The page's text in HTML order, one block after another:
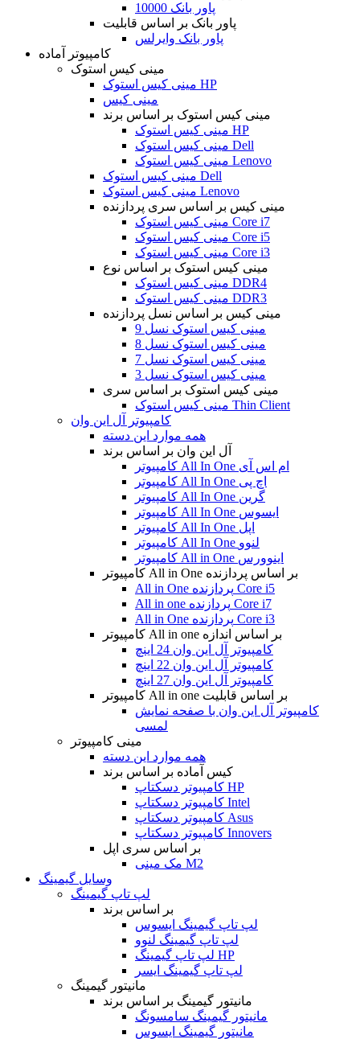
پاور بانک 10000
پاور بانک بر اساس قابلیت
پاور بانک وایرلس
کامپیوتر آماده
مینی کیس استوک
مینی کیس استوک HP
مینی کیس
مینی کیس استوک بر اساس برند
مینی کیس استوک HP
مینی کیس استوک Dell
مینی کیس استوک Lenovo
مینی کیس استوک Dell
مینی کیس استوک Lenovo
مینی کیس بر اساس سری پردازنده
مینی کیس استوک Core i7
مینی کیس استوک Core i5
مینی کیس استوک Core i3
مینی کیس استوک بر اساس نوع
مینی کیس استوک DDR4
مینی کیس استوک DDR3
مینی کیس بر اساس نسل پردازنده
مینی کیس استوک نسل 9
مینی کیس استوک نسل 8
مینی کیس استوک نسل 7
مینی کیس استوک نسل 3
مینی کیس استوک بر اساس سری
مینی کیس استوک Thin Client
کامپیوتر آل این وان
همه موارد این دسته
آل این وان بر اساس برند
کامپیوتر All In One ام اس آی
کامپیوتر All In One اچ پی
کامپیوتر All In One گرین
کامپیوتر All In One ایسوس
کامپیوتر All In One اپل
کامپیوتر All In One لنوو
کامپیوتر All in One اینوورس
کامپیوتر All in One بر اساس پردازنده
All in One پردازنده Core i5
All in one پردازنده Core i7
All in One پردازنده Core i3
کامپیوتر All in one بر اساس اندازه
کامپیوتر آل این وان 24 اینچ
کامپیوتر آل این وان 22 اینچ
کامپیوتر آل این وان 27 اینچ
کامپیوتر All in one بر اساس قابلیت
کامپیوتر آل این وان با صفحه نمایش
لمسی
مینی کامپیوتر
همه موارد این دسته
کیس آماده بر اساس برند
کامپیوتر دسکتاپ HP
کامپیوتر دسکتاپ Intel
کامپیوتر دسکتاپ Asus
کامپیوتر دسکتاپ Innovers
بر اساس سری اپل
مک مینی M2
وسایل گیمینگ
لپ تاپ گیمینگ
بر اساس برند
لپ تاپ گیمینگ ایسوس
لپ تاپ گیمینگ لنوو
لپ تاپ گیمینگ HP
لپ تاپ گیمینگ ایسر
مانیتور گیمینگ
مانیتور گیمینگ بر اساس برند
مانیتور گیمینگ سامسونگ
مانیتور گیمینگ ایسوس